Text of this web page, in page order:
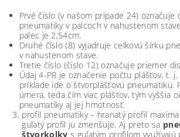
Prvé číslo (v našom prípade 24) označuje
pneumatiky v palcoch v nahustenom
palec je 2,54cm.
Druhé číslo (8) vyjadruje celkovú šírku
v nahustenom stave.
Tretie číslo (číslo 12) označuje priemer
Údaj 4-PR je označenie počtu plášťov, t. j.
príklade ide o štvorplášťovú pneumatiku.
úmera, teda čím viac plášťov, tým vyššia
pneumatiky aj jej hmotnosť.
profil pneumatiky – hranatý profil
guľatý profil ju zmenšuje. Aj preto sa
štvorkolky s guľatým profilom využívajú